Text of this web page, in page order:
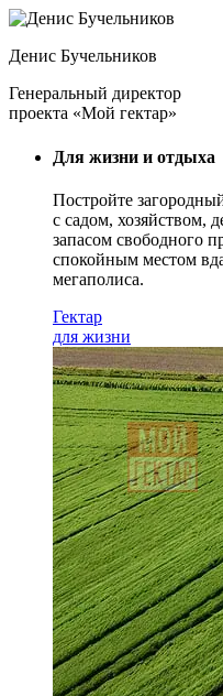
Денис Бучельников
Генеральный директор
проекта «Мой гектар»
Для жизни и отдыха
Постройте
с садом, хозяйством,
запасом свободного
спокойным местом
мегаполиса.
Гектар
для жизни